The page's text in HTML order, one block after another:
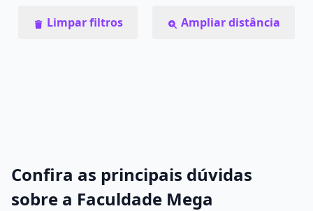
Limpar filtros
Ampliar distância
Confira as principais dúvidas
sobre a Faculdade Mega